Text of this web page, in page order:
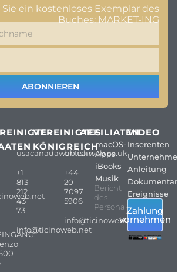
ein kostenloses Exemplar des
Buches: MARKET-ING
ABONNIEREN
usacanadaweb.com
+1
813
212
43
73
info@ticinoweb.net
VEREINIGTES
KÖNIGREICH
britishweb.co.uk
+44
20
7097
5906
info@ticinoweb.net
AFFILIATEN
macOS-
Apps
iBooks
Musik
Bericht
des
Personals
VIDEO
Inserenten
Unternehmen
Anleitung
Ereignisse
Zahlung
vornehmen